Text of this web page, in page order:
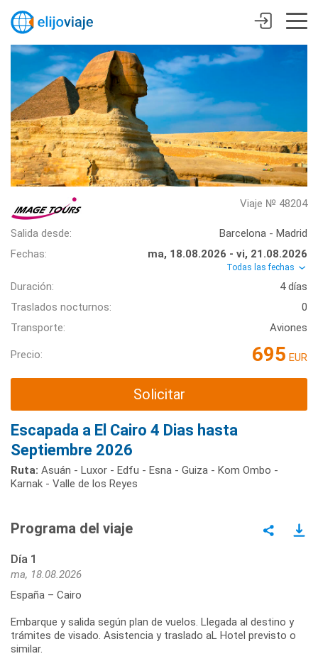
Viaje № 48204
Salida desde:
Barcelona - Madrid
Fechas:
ma, 18.08.2026 - vi, 21.08.2026
Todas las fechas
Duración:
4 días
Traslados nocturnos:
0
Transporte:
Aviones
Precio: 695 EUR
Solicitar
Escapada a El Cairo 4 Dias hasta
Septiembre 2026
Ruta: Asuán - Luxor - Edfu - Esna - Guiza - Kom Ombo -
Karnak - Valle de los Reyes
Programa del viaje
Día 1
ma, 18.08.2026
España – Cairo
Embarque y salida según plan de vuelos. Llegada al destino y
trámites de visado. Asistencia y traslado aL Hotel previsto o
similar.